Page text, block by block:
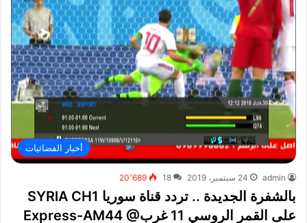
أخبار الفضائيات
admin 24 سبتمبر، 2019 18 20٬689
بالشفرة الجديدة .. تردد قناة سوريا SYRlA CH1
على القمر الروسي 11 غربExpress-AM44 @